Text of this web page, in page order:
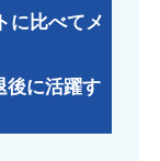
に比べてメ
後に活躍す